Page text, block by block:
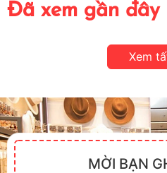
Đã xem gần đây
Xem
MỜI BẠN